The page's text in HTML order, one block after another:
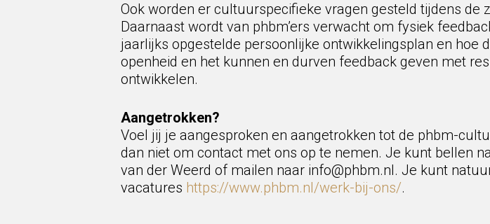
Ook worden er cultuurspecifieke vragen gesteld tijdens de
Daarnaast wordt van phbm’ers verwacht om fysiek
jaarlijks opgestelde persoonlijke ontwikkelingsplan en hoe
openheid en het kunnen en durven feedback geven met
ontwikkelen.
Aangetrokken?
Voel jij je aangesproken en aangetrokken tot de phbm-
dan niet om contact met ons op te nemen. Je kunt bellen
van der Weerd of mailen naar info@phbm.nl. Je kunt
vacatures https://www.phbm.nl/werk-bij-ons/.